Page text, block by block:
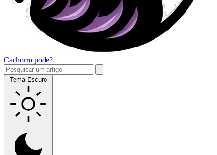
Cachorro pode?
Tema Escuro